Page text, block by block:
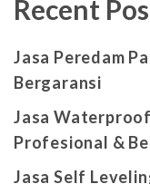
Recent
Jasa Peredam
Bergaransi
Jasa
Profesional &
Jasa Self